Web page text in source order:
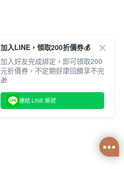
加入LINE，領取200折價券💰
加入好友完成綁定，即可領取200
元折價券，不定期好康回饋享不完
🎁
連結 LINE 帳號